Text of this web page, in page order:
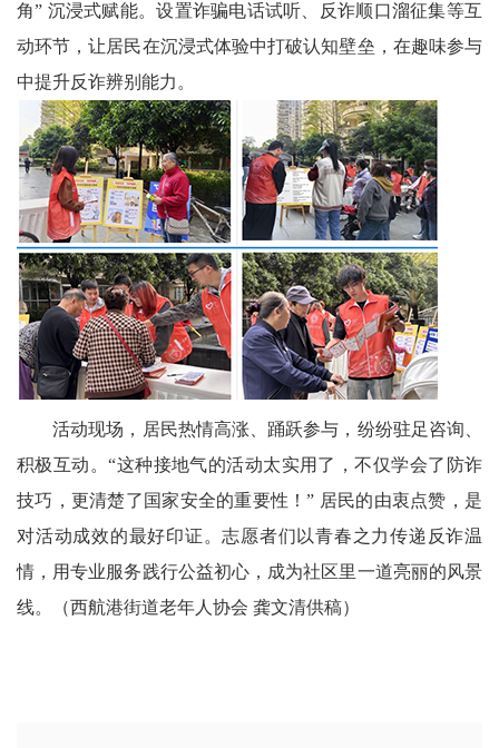
播
报
今
日
宜
宾
播
报
银
龄
西
南
文
角” 沉浸式赋能。设置诈骗电话试听、反诈顺口溜征集等互
动环节，让居民在沉浸式体验中打破认知壁垒，在趣味参与
中提升反诈辨别能力。
活动现场，居民热情高涨、踊跃参与，纷纷驻足咨询、
积极互动。“这种接地气的活动太实用了，不仅学会了防诈
技巧，更清楚了国家安全的重要性！” 居民的由衷点赞，是
对活动成效的最好印证。志愿者们以青春之力传递反诈温
情，用专业服务践行公益初心，成为社区里一道亮丽的风景
线。（西航港街道老年人协会 龚文清供稿）